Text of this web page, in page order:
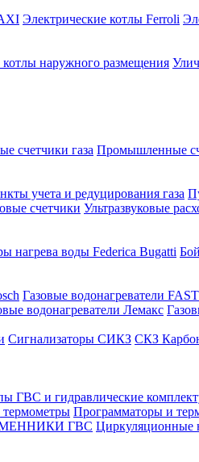
Электрические котлы Ferroli
наружного размещения
счетчики газа Промышленные
учета и редуцирования газа
счетчики Ультразвуковые
нагрева воды Federica Bugatti
Газовые водонагреватели
водонагреватели Лемакс
Сигнализаторы СИКЗ СКЗ
ГВС и гидравлические
Программаторы и
ГВС Циркуляционные